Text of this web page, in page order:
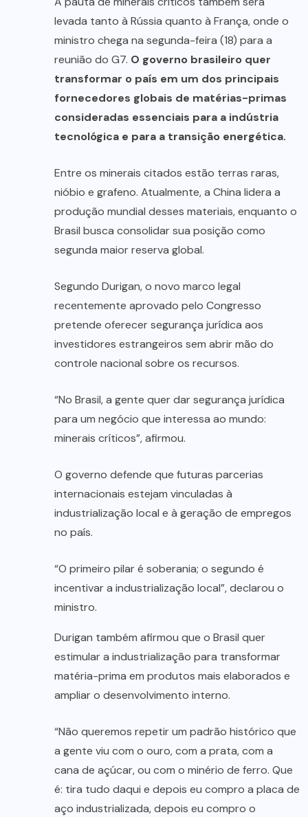
levada tanto à Rússia quanto à França, onde o
ministro chega na segunda-feira (18) para a
reunião do G7. O governo brasileiro quer
transformar o país em um dos principais
fornecedores globais de matérias-primas
consideradas essenciais para a indústria
tecnológica e para a transição energética.
Entre os minerais citados estão terras raras,
nióbio e grafeno. Atualmente, a China lidera a
produção mundial desses materiais, enquanto o
Brasil busca consolidar sua posição como
segunda maior reserva global.
Segundo Durigan, o novo marco legal
recentemente aprovado pelo Congresso
pretende oferecer segurança jurídica aos
investidores estrangeiros sem abrir mão do
controle nacional sobre os recursos.
“No Brasil, a gente quer dar segurança jurídica
para um negócio que interessa ao mundo:
minerais críticos”, afirmou.
O governo defende que futuras parcerias
internacionais estejam vinculadas à
industrialização local e à geração de empregos
no país.
“O primeiro pilar é soberania; o segundo é
incentivar a industrialização local”, declarou o
ministro.
Durigan também afirmou que o Brasil quer
estimular a industrialização para transformar
matéria-prima em produtos mais elaborados e
ampliar o desenvolvimento interno.
“Não queremos repetir um padrão histórico que
a gente viu com o ouro, com a prata, com a
cana de açúcar, ou com o minério de ferro. Que
é: tira tudo daqui e depois eu compro a placa de
aço industrializada, depois eu compro o